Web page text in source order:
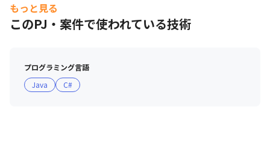
もっと見る
このPJ・案件で使われている技術
プログラミング言語
Java
C#